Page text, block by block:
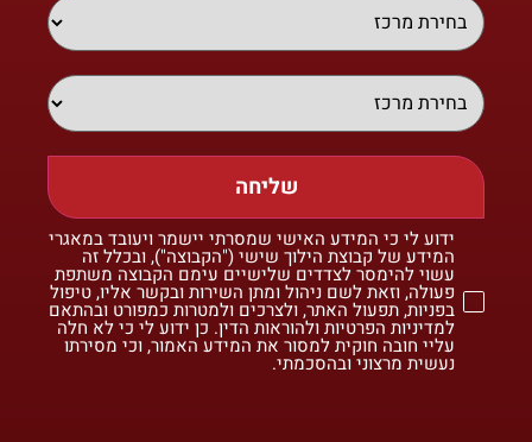
שליחה
ידוע לי כי המידע האישי שמסרתי יישמר ויעובד במאגרי
המידע של קבוצת הילוך שישי ("הקבוצה"), ובכלל זה
עשוי להימסר לצדדים שלישיים עימם הקבוצה משתפת
פעולה, וזאת לשם ניהול ומתן השירות ובקשר אליו, טיפול
בפניות, תפעול האתר, ולצרכים ולמטרות כמפורט ובהתאם
למדיניות הפרטיות ולהוראות הדין. כן ידוע לי כי לא חלה
עליי חובה חוקית למסור את המידע האמור, וכי מסירתו
נעשית מרצוני ובהסכמתי.